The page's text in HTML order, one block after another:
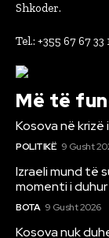
Shkoder.
Tel.: +355 67 67 33
Më të
Kosova në
POLITIKË 9 Gusht
Izraeli mund të
momenti i
BOTA 9 Gusht 2026
Kosova nuk